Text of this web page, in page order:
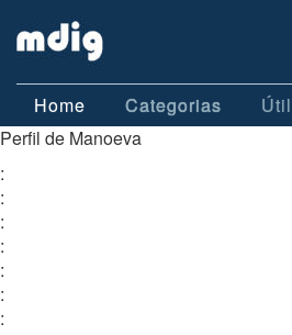
Home Categorias Útil
Perfil de Manoeva
:
:
:
:
:
:
: